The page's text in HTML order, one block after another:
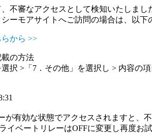
不審なアクセスとして検知いたしまし
ーモアサイトへご訪問の場合は、以
から >>
の方法
択 >「7．その他」を選択し > 内容の
が有効な状態でアクセスされますと、
イベートリレーはOFFに変更し再度お試